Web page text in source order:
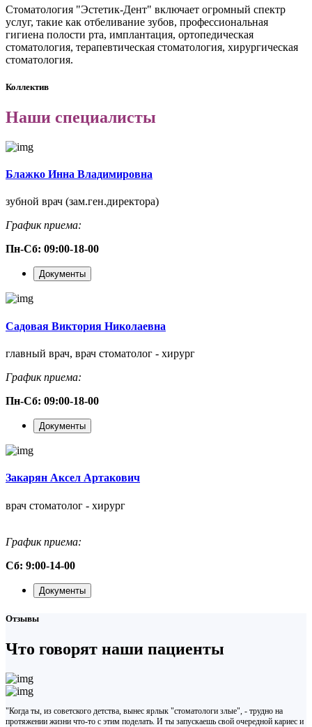
Стоматология "Эстетик-Дент" включает огромный спектр
услуг, такие как отбеливание зубов, профессиональная
гигиена полости рта, имплантация, ортопедическая
стоматология, терапевтическая стоматология, хирургическая
стоматология.
Коллектив
Наши специалисты
Блажко Инна Владимировна
зубной врач (зам.ген.директора)
График приема:
Пн-Сб: 09:00-18-00
Документы
Садовая Виктория Николаевна
главный врач, врач стоматолог - хирург
График приема:
Пн-Сб: 09:00-18-00
Документы
Закарян Аксел Артакович
врач стоматолог - хирург
График приема:
Сб: 9:00-14-00
Документы
Отзывы
Что говорят наши пациенты
"Когда ты, из советского детства, вынес ярлык "стоматологи злые", - трудно на
протяжении жизни что-то с этим поделать. И ты запускаешь свой очередной кариес и